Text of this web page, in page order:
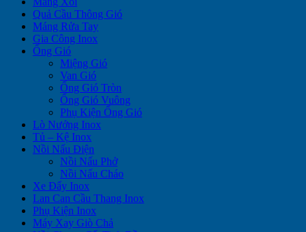
Quả Cầu Thông Gió
Máng Rửa Tay
Gia Công Inox
Ống Gió
Miệng Gió
Van Gió
Ống Gió Tròn
Ống Gió Vuông
Phụ Kiện Ống Gió
Lò Nướng Inox
Tủ – Kệ Inox
Nồi Nấu Điện
Nồi Nấu Phở
Nồi Nấu Cháo
Xe Đẩy Inox
Lan Can Cầu Thang Inox
Phụ Kiện Inox
Máy Xay Giò Chả